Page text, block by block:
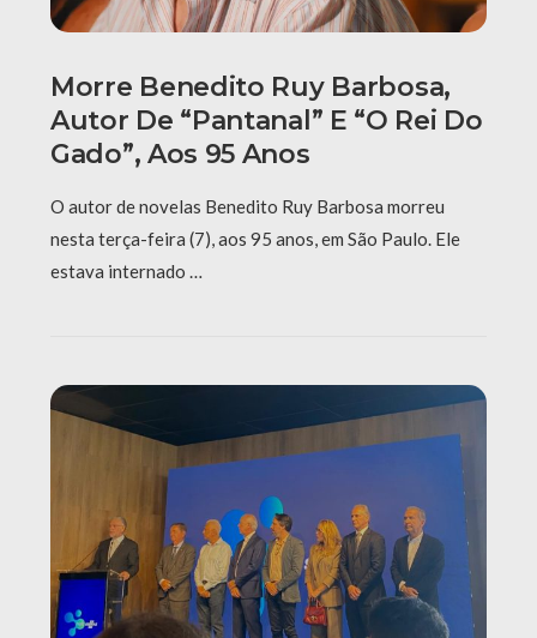
Morre Benedito Ruy Barbosa,
Autor De “Pantanal” E “O Rei Do
Gado”, Aos 95 Anos
O autor de novelas Benedito Ruy Barbosa morreu
nesta terça-feira (7), aos 95 anos, em São Paulo. Ele
estava internado …